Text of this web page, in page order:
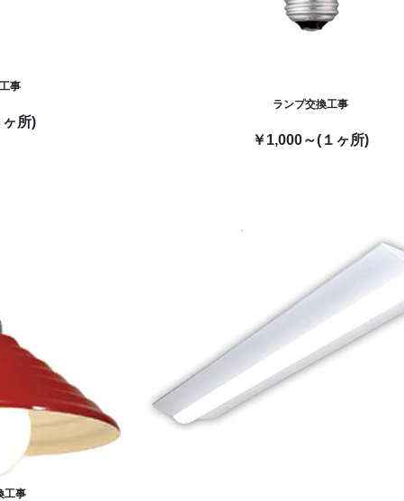
事
ヶ所)
ランプ交換工事
￥1,000～(１ヶ所)
工事